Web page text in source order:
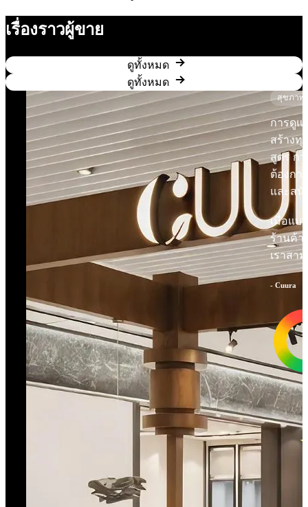
เรื่องราวผู้ขาย
ดูทั้งหมด
ดูทั้งหมด
สุขภาพ
การดูแ
สร้างทุ
สูตร ก
ต้องกา
และส
เมื่อแบ
ร้านค้า
เราสา
- Cuura